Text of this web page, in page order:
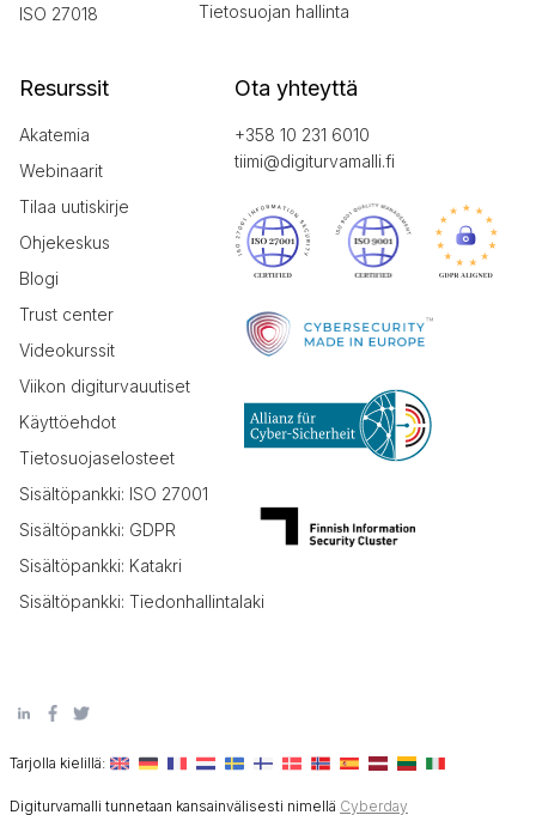
ISO 27018
Tietosuojan hallinta
Resurssit
Akatemia
Webinaarit
Tilaa uutiskirje
Ohjekeskus
Blogi
Trust center
Videokurssit
Viikon digiturvauutiset
Käyttöehdot
Tietosuojaselosteet
Sisältöpankki: ISO 27001
Sisältöpankki: GDPR
Sisältöpankki: Katakri
Sisältöpankki: Tiedonhallintalaki
Ota yhteyttä
+358 10 231 6010
tiimi@digiturvamalli.fi
Tarjolla kielillä:
Digiturvamalli tunnetaan kansainvälisesti nimellä Cyberday